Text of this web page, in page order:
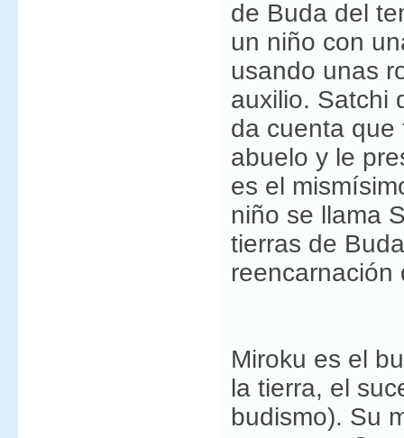
de Buda del
un niño con
usando unas
auxilio. Satchi
da cuenta
abuelo y le
es el
niño se llama
tierras de
reencarnación
Miroku es el
la tierra, el
budismo). Su